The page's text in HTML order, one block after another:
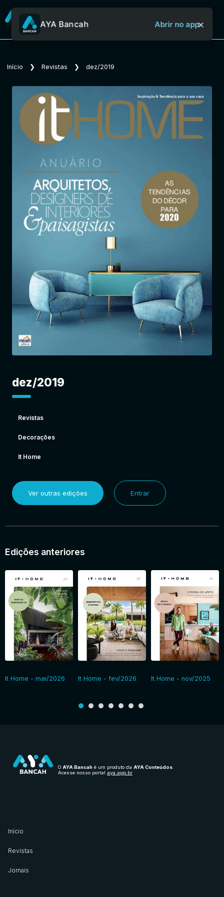
Sobre o Aya Bancah
Início
Revistas
Jornais
Notícias
AYA Bancah Abrir no app×
Início ❯ Revistas ❯ dez/2019
dez/2019
Revistas
Decorações
It Home
Ver outras edições Entrar
Edições anteriores
It Home - mai/2026 It Home - fev/2026 It Home - nov/2025
O AYA Bancah é um produto da AYA Conteúdos
Acesse nosso portal aya.app.br
Início
Revistas
Jornais